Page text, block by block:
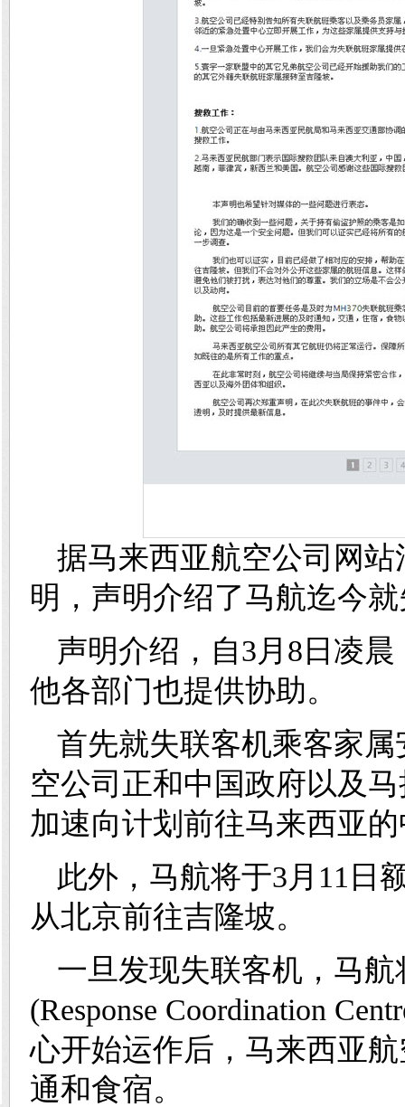
据马来西亚航空公司网
明，声明介绍了马航迄今
声明介绍，自3月8日凌
他各部门也提供协助。
首先就失联客机乘客家
空公司正和中国政府以及
加速向计划前往马来西亚
此外，马航将于3月11日
从北京前往吉隆坡。
一旦发现失联客机，马
(Response Coordination
心开始运作后，马来西亚
通和食宿。